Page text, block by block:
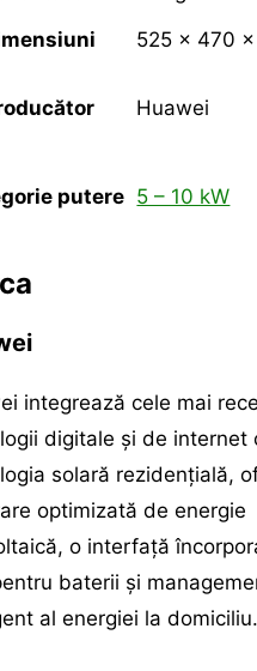
525 × 470
Huawei
putere 5 – 10 kW
integrează cele mai
digitale și de internet
solară rezidențială,
optimizată de energie
o interfață
baterii și
al energiei la domiciliu.